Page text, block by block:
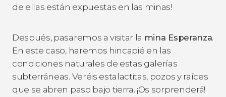
de ellas están expuestas en las minas!
Después, pasaremos a visitar la mina Esperanza.
En este caso, haremos hincapié en las
condiciones naturales de estas galerías
subterráneas. Veréis estalactitas, pozos y raíces
que se abren paso bajo tierra. ¡Os sorprenderá!